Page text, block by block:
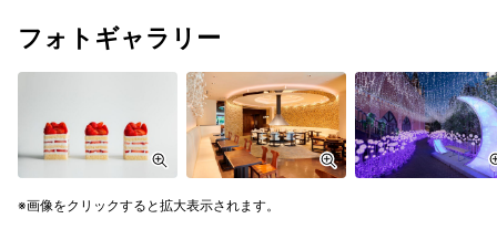
フォトギャラリー
画像をクリックすると拡大表示されます。